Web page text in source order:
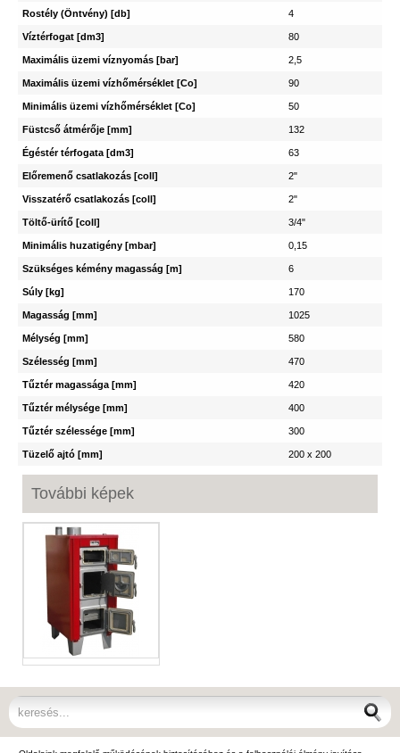
Rostély (Öntvény) [db] 4
Víztérfogat [dm3] 80
Maximális üzemi víznyomás [bar] 2,5
Maximális üzemi vízhőmérséklet [Co] 90
Minimális üzemi vízhőmérséklet [Co] 50
Füstcső átmérője [mm] 132
Égéstér térfogata [dm3] 63
Előremenő csatlakozás [coll] 2"
Visszatérő csatlakozás [coll] 2"
Töltő-ürítő [coll] 3/4"
Minimális huzatigény [mbar] 0,15
Szükséges kémény magasság [m] 6
Súly [kg] 170
Magasság [mm] 1025
Mélység [mm] 580
Szélesség [mm] 470
Tűztér magassága [mm] 420
Tűztér mélysége [mm] 400
Tűztér szélessége [mm] 300
Tüzelő ajtó [mm] 200 x 200
További képek